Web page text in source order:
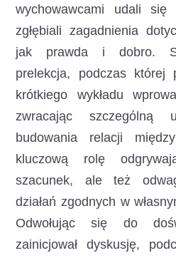
wychowawcami udali
zgłębiali zagadnienia
jak prawda i dobro.
prelekcja, podczas której
krótkiego wykładu
zwracając szczególną
budowania relacji
kluczową rolę
szacunek, ale też
działań zgodnych w
Odwołując się do
zainicjował dyskusję,